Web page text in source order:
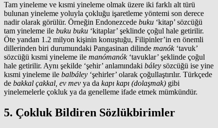
Tam yineleme ve kısmi yineleme olmak üzere iki farklı alt türü
bulunan yineleme yoluyla çokluğu işaretleme yöntemi son derece
nadir olarak görülür. Örneğin Endonezcede buku ‘kitap’ sözcüğü
tam yineleme ile buku buku ‘kitaplar’ şeklinde çoğul hale getirilir.
Öte yandan 1.2 milyon kişinin konuştuğu, Filipinler’in en önemli
dillerinden biri durumundaki Pangasinan dilinde manók‘tavuk’
sözcüğü kısmi yineleme ile manómanók‘tavuklar’ şeklinde çoğul
hale getirilir. Aynı şekilde ‘şehir’ anlamındaki báley sözcüğü ise yine
kısmi yineleme ile balbáley ‘şehirler’ olarak çoğullaştırılır. Türkçede
de bakkal çakkal, ev mev ya da kapı kapı (dolaşmak) gibi
yinelemelerle çokluk ya da genelleme ifade etmek mümkündür.
5. Çokluk Bildiren Sözlükbirimler